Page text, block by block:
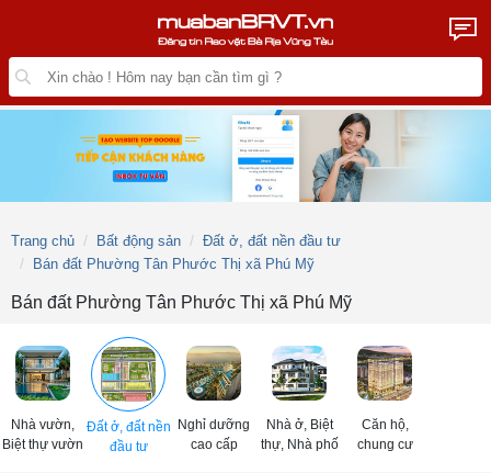
Trang chủ Bất động sản
Đất ở, đất nền đầu tư
Bán đất Phường Tân Phước Thị xã Phú Mỹ
Bán đất Phường Tân Phước Thị xã Phú Mỹ
Nhà vườn,
Biệt thự vườn
Đất ở, đất nền
đầu tư
Nghỉ dưỡng
cao cấp
Nhà ở, Biệt
thự, Nhà phố
Căn hộ,
chung cư